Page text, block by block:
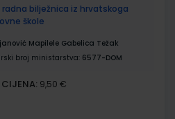
2; radna bilježnica iz hrvatskoga
škole
Mapilele Gabelica Težak
broj ministarstva: 6577-DOM
CIJENA: 9,50 €